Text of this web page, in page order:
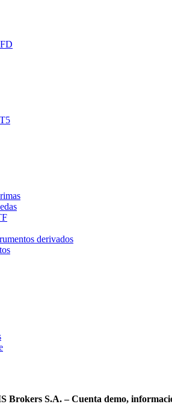
derivados
Brokers S.A. – Cuenta demo,